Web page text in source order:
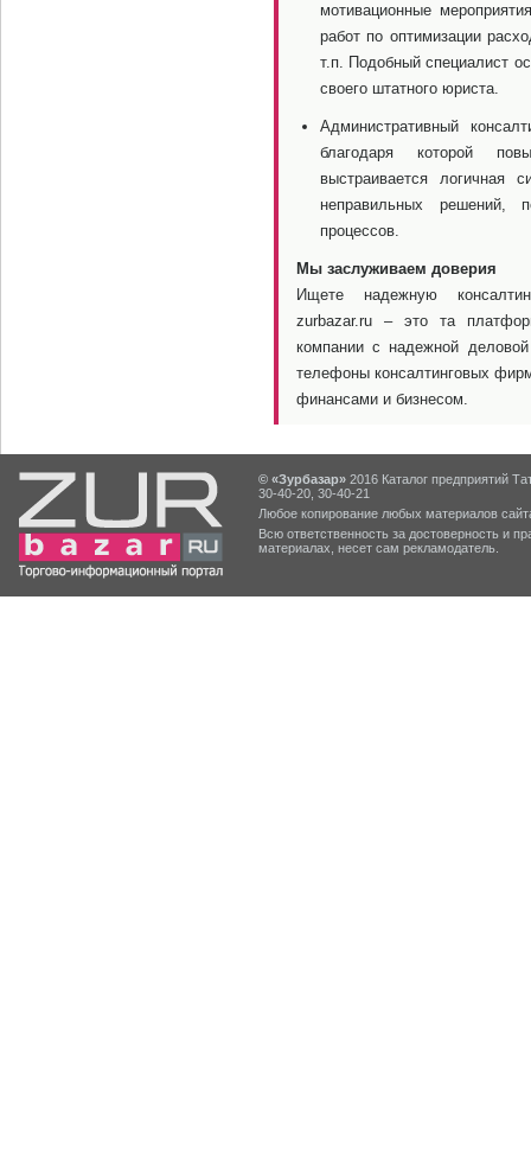
мотивационные
работ по оптимизации
т.п. Подобный специалист
своего штатного юриста.
Административный
благодаря которой
выстраивается логичная
неправильных решений,
процессов.
Мы заслуживаем доверия
Ищете надежную
zurbazar.ru – это та
компании с надежной
телефоны консалтинговых
финансами и бизнесом.
© «Зурбазар» 2016 Каталог предприятий
30-40-20, 30-40-21
Любое копирование любых материалов
Всю ответственность за достоверность и
материалах, несет сам рекламодатель.